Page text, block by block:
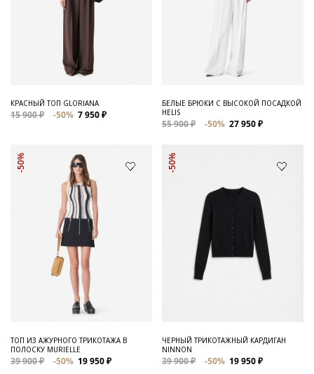
КРАСНЫЙ ТОП GLORIANA
15 900 ₽ -50% 7 950 ₽
БЕЛЫЕ БРЮКИ С ВЫСОКОЙ ПОСАДКОЙ
HELIS
55 900 ₽ -50% 27 950 ₽
-50%
ТОП ИЗ АЖУРНОГО ТРИКОТАЖА В
ПОЛОСКУ MURIELLE
39 900 ₽ -50% 19 950 ₽
-50%
ЧЕРНЫЙ ТРИКОТАЖНЫЙ КАРДИГАН
NINNON
39 900 ₽ -50% 19 950 ₽